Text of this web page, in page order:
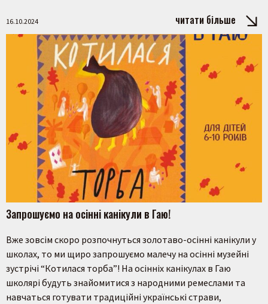
Пошук на сайті
Шукати
16.10.2024 читати більше
Запрошуємо на осінні канікули в Гаю!
Вже зовсім скоро розпочнуться золотаво-осінні канікули у
школах, то ми щиро запрошуємо малечу на осінні музейні
зустрічі “Котилася торба”! На осінніх канікулах в Гаю
школярі будуть знайомитися з народними ремеслами та
навчаться готувати традиційні українські страви,